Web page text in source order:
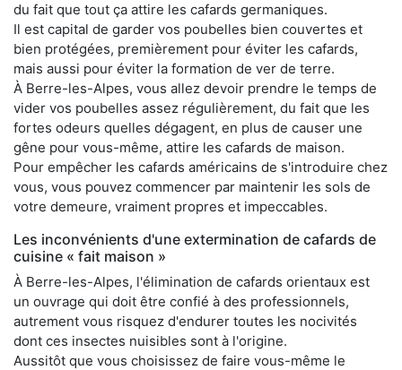
du fait que tout ça attire les cafards germaniques.
Il est capital de garder vos poubelles bien couvertes et
bien protégées, premièrement pour éviter les cafards,
mais aussi pour éviter la formation de ver de terre.
À Berre-les-Alpes, vous allez devoir prendre le temps de
vider vos poubelles assez régulièrement, du fait que les
fortes odeurs quelles dégagent, en plus de causer une
gêne pour vous-même, attire les cafards de maison.
Pour empêcher les cafards américains de s'introduire chez
vous, vous pouvez commencer par maintenir les sols de
votre demeure, vraiment propres et impeccables.
Les inconvénients d'une extermination de cafards de
cuisine « fait maison »
À Berre-les-Alpes, l'élimination de cafards orientaux est
un ouvrage qui doit être confié à des professionnels,
autrement vous risquez d'endurer toutes les nocivités
dont ces insectes nuisibles sont à l'origine.
Aussitôt que vous choisissez de faire vous-même le